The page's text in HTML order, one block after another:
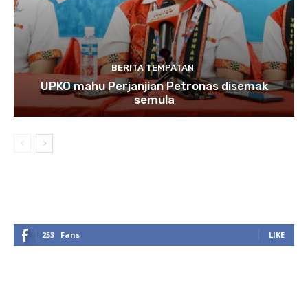
BERITA TEMPATAN
UPKO mahu Perjanjian Petronas disemak
semula
253 Fans LIKE